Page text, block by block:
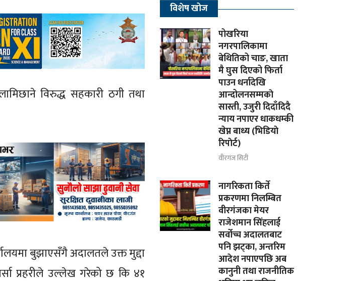
लामिछाने विरुद्ध सहकारी ठगी तथा
बुझाएसँगै अदालतले उक्त मुद्दा
प्रहरीले उल्लेख गरेको छ कि ४१
विशेष खोज
पोखरिया
नगरपालिकामा
बेथितिको चाङ, खाता
मै घुस दिएको फिर्ता
पाउन धर्नादेखि
आन्दोलनसम्मकाे
सास्ती, उजुरी दिदाँदिदै
न्याय नपाएर धाकधम्की
खेप्न बाध्य (भिडियाे
रिपाेर्ट)
वीरगंज सिटी
नागरिकता किर्ते
प्रकरणमा निलम्बित
वीरगंजका मेयर
राजेशमान सिंहलाई
सर्वोच्च अदालतबाट
पनि झट्का, अन्तरिम
आदेश नपाएपछि अब
कानुनी तथा राजनीतिक